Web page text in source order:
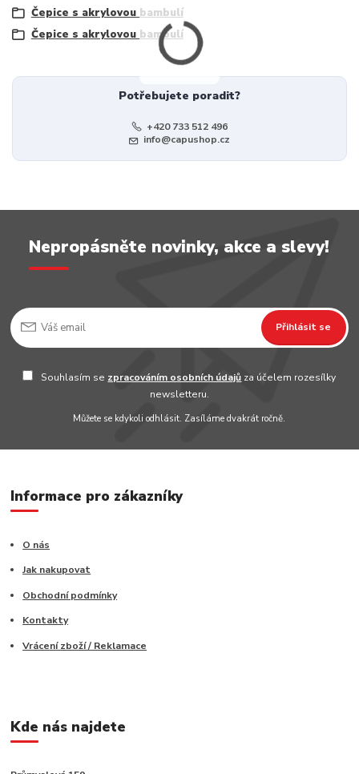
Čepice s akrylovou bambulí
Čepice s akrylovou bambulí
Potřebujete poradit?
+420 733 512 496
info@capushop.cz
Nepropásněte novinky, akce a slevy!
Přihlásit se
Souhlasím se zpracováním osobních údajů za účelem rozesílky
newsletteru.
Můžete se kdykoli odhlásit. Zasíláme dvakrát ročně.
Informace pro zákazníky
O nás
Jak nakupovat
Obchodní podmínky
Kontakty
Vrácení zboží / Reklamace
Kde nás najdete